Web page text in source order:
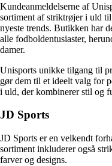
Kundeanmeldelserne af
sortiment af striktrøjer i uld
nyeste trends. Butikken har
alle fodboldentusiaster,
damer.
Unisports unikke tilgang til
gør dem til et ideelt valg for
i uld, der kombinerer stil og
JD Sports
JD Sports er en velkendt
sortiment inkluderer også
farver og designs.